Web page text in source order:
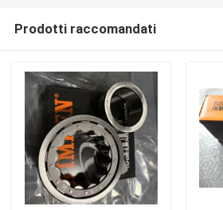
Prodotti raccomandati